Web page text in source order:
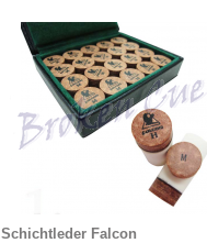
Schichtleder Falcon